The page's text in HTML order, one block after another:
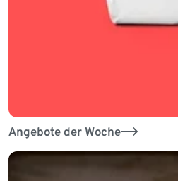
Angebote der Woche